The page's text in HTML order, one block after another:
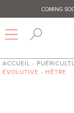
COMING
ACCUEIL -
ÉVOLUTIVE - HÊTRE